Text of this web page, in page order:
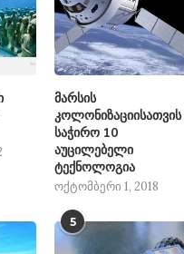
მარსის
კოლონიზაციისათვის
საჭირო 10
აუცილებელი
ტექნოლოგია
ოქტომბერი 1, 2018
5